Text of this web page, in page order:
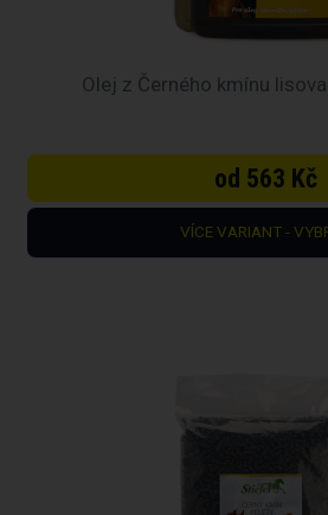
Olej z Černého kmínu
od 563 Kč
VÍCE VARIANT -